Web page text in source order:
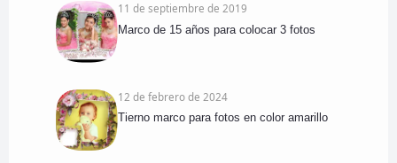
11 de septiembre de 2019
Marco de 15 años para colocar 3 fotos
12 de febrero de 2024
Tierno marco para fotos en color amarillo